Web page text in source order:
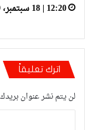
12:20 | 18 سبتمبر، 2019
اترك تعليقاً
لن يتم نشر عنوان